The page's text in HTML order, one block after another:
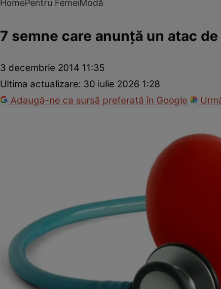
HomePentru FemeiModă
7 semne care anunţă un atac
3 decembrie 2014 11:35
Ultima actualizare: 30 iulie 2026 1:28
Adaugă-ne ca sursă preferată în Google